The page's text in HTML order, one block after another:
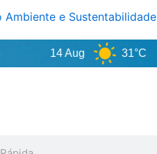
Ambiente e Sustentabilidade
14 Aug 31°C